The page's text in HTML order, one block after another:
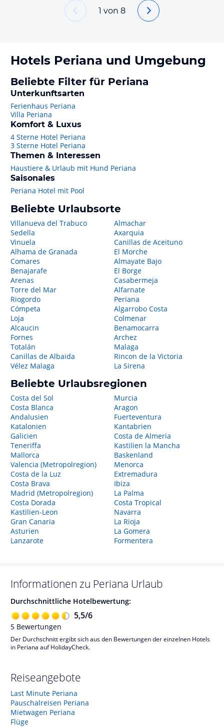
1 von 8
Hotels Periana und Umgebung
Beliebte Filter für Periana
Unterkunftsarten
Ferienhaus Periana
Villa Periana
Komfort & Luxus
4 Sterne Hotel Periana
3 Sterne Hotel Periana
Themen & Interessen
Haustiere & Urlaub mit Hund Periana
Saisonales
Periana Hotel mit Pool
Beliebte Urlaubsorte
Villanueva del Trabuco
Sedella
Vinuela
Alhama de Granada
Comares
Benajarafe
Arenas
Torre del Mar
Riogordo
Cómpeta
Loja
Alcaucin
Fornes
Totalán
Canillas de Albaida
Vélez Malaga
Almachar
Axarquia
Canillas de Aceituno
El Morche
Almayate Bajo
El Borge
Casabermeja
Alfarnate
Periana
Algarrobo Costa
Colmenar
Benamocarra
Archez
Malaga
Rincon de la Victoria
La Sirena
Beliebte Urlaubsregionen
Costa del Sol
Costa Blanca
Andalusien
Katalonien
Galicien
Teneriffa
Mallorca
Valencia (Metropolregion)
Costa de la Luz
Costa Brava
Madrid (Metropolregion)
Costa Dorada
Kastilien-Leon
Gran Canaria
Asturien
Lanzarote
Murcia
Aragon
Fuerteventura
Kantabrien
Costa de Almeria
Kastilien la Mancha
Baskenland
Menorca
Extremadura
Ibiza
La Palma
Costa Tropical
Navarra
La Rioja
La Gomera
Formentera
Informationen zu Periana Urlaub
Durchschnittliche Hotelbewertung:
5,5/6
5 Bewertungen
Der Durchschnitt ergibt sich aus den Bewertungen der einzelnen Hotels
in Periana auf HolidayCheck.
Reiseangebote
Last Minute Periana
Pauschalreisen Periana
Mietwagen Periana
Flüge